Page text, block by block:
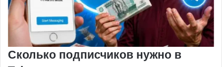
Сколько подписчиков нужно в